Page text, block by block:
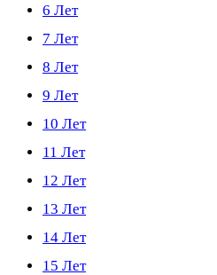
6 Лет
7 Лет
8 Лет
9 Лет
10 Лет
11 Лет
12 Лет
13 Лет
14 Лет
15 Лет